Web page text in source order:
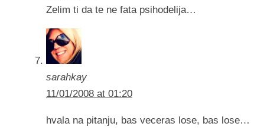
Zelim ti da te ne fata psihodelija…
sarahkay
11/01/2008 at 01:20
hvala na pitanju, bas veceras lose, bas lose…